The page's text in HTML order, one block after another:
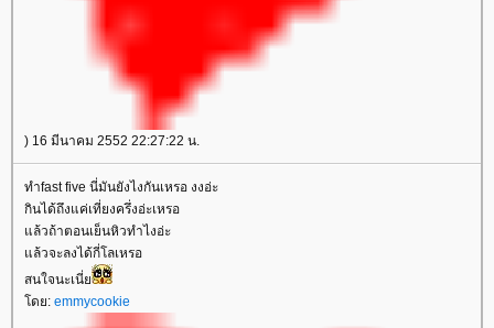
) 16 มีนาคม 2552 22:27:22 น.
ทำfast five นี่มันยังไงกันเหรอ งงอ่ะ
กินได้ถึงแค่เที่ยงครึ่งอ่ะเหรอ
ล้วถ้าตอนเย็นหิวทำไงอ่ะ
ล้วจะลงได้กี่โลเหรอ
สนใจนะเนี่
ดย: emmycookie